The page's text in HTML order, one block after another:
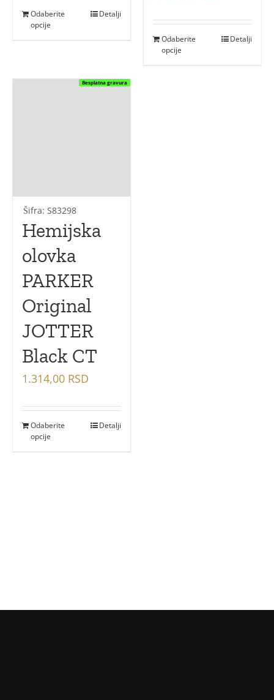
Odaberite
opcije
Detalji
Odaberite
opcije
Detalji
Besplatna gravura
Šifra: S83298
Hemijska
olovka
PARKER
Original
JOTTER
Black CT
1.314,00 RSD
Odaberite
opcije
Detalji